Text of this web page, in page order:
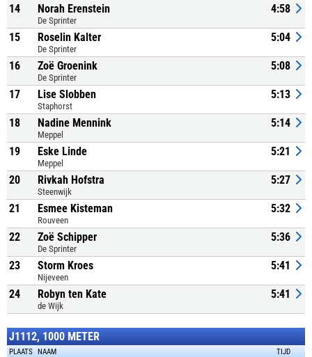
14 Norah Erenstein
De Sprinter
4:58
15 Roselin Kalter
De Sprinter
5:04
16 Zoë Groenink
De Sprinter
5:08
17 Lise Slobben
Staphorst
5:13
18 Nadine Mennink
Meppel
5:14
19 Eske Linde
Meppel
5:21
20 Rivkah Hofstra
Steenwijk
5:27
21 Esmee Kisteman
Rouveen
5:32
22 Zoë Schipper
De Sprinter
5:36
23 Storm Kroes
Nijeveen
5:41
24 Robyn ten Kate
de Wijk
5:41
J1112, 1000 METER
PLAATS NAAM TIJD